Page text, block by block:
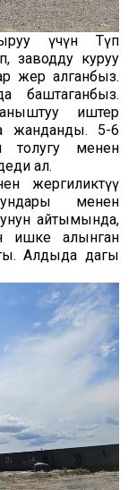
үчүн Түп
заводду куруу
жер алганбыз.
баштаганбыз.
иштер
жанданды. 5-6
толугу менен
ал.
жергиликтүү
менен
айтымында,
ишке алынган
Алдыда дагы